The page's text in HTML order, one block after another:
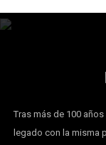
Tras más de 100
legado con la misma